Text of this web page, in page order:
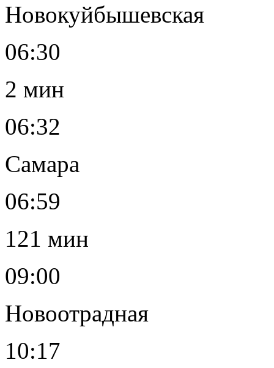
Новокуйбышевская
06:30
2 мин
06:32
Самара
06:59
121 мин
09:00
Новоотрадная
10:17